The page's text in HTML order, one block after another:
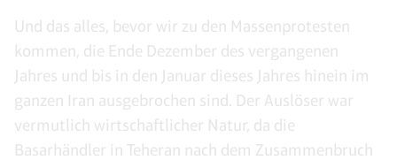
Und das alles, bevor wir zu den Massenprotesten
kommen, die Ende Dezember des vergangenen
Jahres und bis in den Januar dieses Jahres hinein im
ganzen Iran ausgebrochen sind. Der Auslöser war
vermutlich wirtschaftlicher Natur, da die
Basarhändler in Teheran nach dem Zusammenbruch